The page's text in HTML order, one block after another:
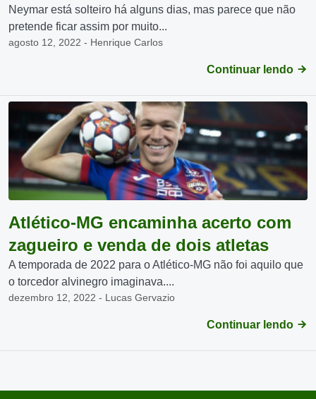
Neymar está solteiro há alguns dias, mas parece que não
pretende ficar assim por muito...
agosto 12, 2022 - Henrique Carlos
Continuar lendo
Atlético-MG encaminha acerto com
zagueiro e venda de dois atletas
A temporada de 2022 para o Atlético-MG não foi aquilo que
o torcedor alvinegro imaginava....
dezembro 12, 2022 - Lucas Gervazio
Continuar lendo